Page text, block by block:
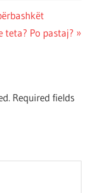
teta? Po pastaj?
Required fields